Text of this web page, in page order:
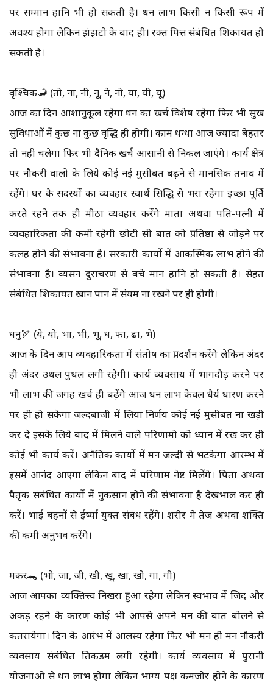
पर सम्मान हानि भी हो सकती है। धन लाभ किसी न किसी रूप में
अवश्य होगा लेकिन झंझटो के बाद ही। रक्त पित्त संबंधित शिकायत हो
सकती है।
वृश्चिक🦂 (तो, ना, नी, नू, ने, नो, या, यी, यू)
आज का दिन आशानुकूल रहेगा धन का खर्च विशेष रहेगा फिर भी सुख
सुविधाओं में कुछ ना कुछ वृद्धि ही होगी। काम धन्धा आज ज्यादा बेहतर
तो नही चलेगा फिर भी दैनिक खर्च आसानी से निकल जाएंगे। कार्य क्षेत्र
पर नौकरी वालो के लिये कोई नई मुसीबत बढ़ने से मानसिक तनाव में
रहेंगे। घर के सदस्यों का व्यवहार स्वार्थ सिद्धि से भरा रहेगा इच्छा पूर्ति
करते रहने तक ही मीठा व्यवहार करेंगे माता अथवा पति-पत्नी में
व्यवहारिकता की कमी रहेगी छोटी सी बात को प्रतिष्ठा से जोड़ने पर
कलह होने की संभावना है। सरकारी कार्यो में आकस्मिक लाभ होने की
संभावना है। व्यसन दुराचरण से बचे मान हानि हो सकती है। सेहत
संबंधित शिकायत खान पान में संयम ना रखने पर ही होगी।
धनु🏹 (ये, यो, भा, भी, भू, ध, फा, ढा, भे)
आज के दिन आप व्यवहारिकता में संतोष का प्रदर्शन करेंगे लेकिन अंदर
ही अंदर उथल पुथल लगी रहेगी। कार्य व्यवसाय में भागदौड़ करने पर
भी लाभ की जगह खर्च ही बढ़ेंगे आज धन लाभ केवल धैर्य धारण करने
पर ही हो सकेगा जल्दबाजी में लिया निर्णय कोई नई मुसीबत ना खड़ी
कर दे इसके लिये बाद में मिलने वाले परिणामो को ध्यान में रख कर ही
कोई भी कार्य करें। अनैतिक कार्यो में मन जल्दी से भटकेगा आरम्भ में
इसमें आनंद आएगा लेकिन बाद में परिणाम नेष्ट मिलेंगे। पिता अथवा
पैतृक संबंधित कार्यो में नुकसान होने की संभावना है देखभाल कर ही
करें। भाई बहनों से ईर्ष्या युक्त संबंध रहेंगे। शरीर मे तेज अथवा शक्ति
की कमी अनुभव करेंगे।
मकर🐊 (भो, जा, जी, खी, खू, खा, खो, गा, गी)
आज आपका व्यक्तित्त्व निखरा हुआ रहेगा लेकिन स्वभाव में जिद और
अकड़ रहने के कारण कोई भी आपसे अपने मन की बात बोलने से
कतरायेगा। दिन के आरंभ में आलस्य रहेगा फिर भी मन ही मन नौकरी
व्यवसाय संबंधित तिकडम लगी रहेगी। कार्य व्यवसाय में पुरानी
योजनाओ से धन लाभ होगा लेकिन भाग्य पक्ष कमजोर होने के कारण